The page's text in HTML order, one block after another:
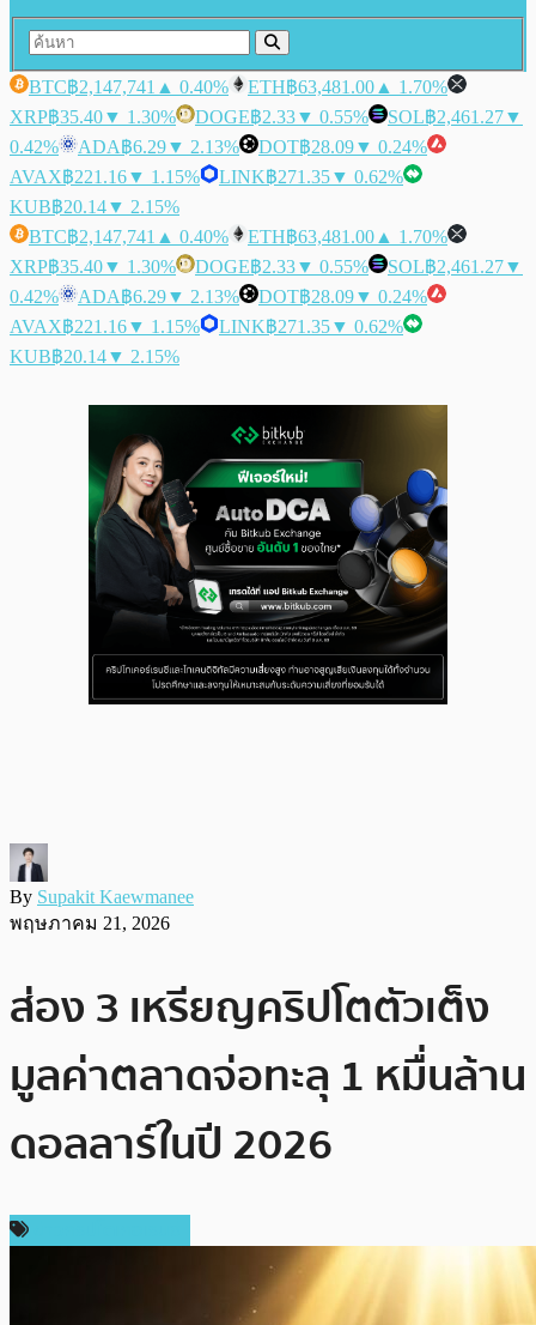
BTC฿2,147,741 ▲ 0.40% ETH฿63,481.00 ▲ 1.70%
XRP฿35.40▼ 1.30% DOGE฿2.33▼ 0.55% SOL฿2,461.27▼
0.42%
ADA฿6.29▼ 2.13% DOT฿28.09▼ 0.24%
AVAX฿221.16▼ 1.15% LINK฿271.35▼ 0.62%
KUB฿20.14▼ 2.15%
BTC฿2,147,741 ▲ 0.40% ETH฿63,481.00 ▲ 1.70%
XRP฿35.40▼ 1.30% DOGE฿2.33▼ 0.55% SOL฿2,461.27▼
0.42%
ADA฿6.29▼ 2.13% DOT฿28.09▼ 0.24%
AVAX฿221.16▼ 1.15% LINK฿271.35▼ 0.62%
KUB฿20.14▼ 2.15%
By Supakit Kaewmanee
พฤษภาคม 21, 2026
ส่อง 3 เหรียญคริปโตตัวเต็ง
มูลค่าตลาดจ่อทะลุ 1 หมื่นล้าน
ดอลลาร์ในปี 2026